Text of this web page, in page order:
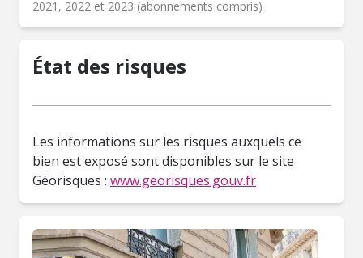
2021, 2022 et 2023 (abonnements compris)
État des risques
Les informations sur les risques auxquels ce
bien est exposé sont disponibles sur le site
Géorisques : www.georisques.gouv.fr